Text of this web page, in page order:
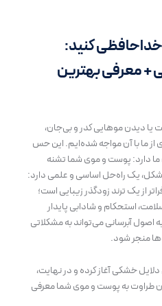
کنید:
+ معرفی بهترین
دیدن موهایی کدر و بی‌جان،
از ما با آن مواجه شده‌ایم. این حس
ما دارد: پوست و موی شما تشنه
یک راه‌حل اساسی و علمی دارد:
از یک ترند زودگذر زیبایی است؛
استحکام و شادابی پایدار
آبرسانی می‌تواند به مشکلاتی
منجر شود.
خشکی آغاز کرده و در نهایت،
طراوت به پوست و موی شما معرفی